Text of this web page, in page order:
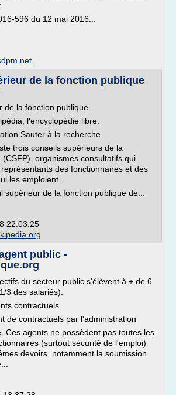
596 du 12 mai 2016...
de la fonction publique
de la fonction publique
l'encyclopédie libre.
Sauter à la recherche
trois conseils supérieurs de la
organismes consultatifs qui
des fonctionnaires et des
les emploient.
supérieur de la fonction publique de...
22:03:25
public -
du secteur public s'élèvent à + de 6
3 des salariés).
contractuels
de contractuels par l'administration
Ces agents ne possèdent pas toutes les
(surtout sécurité de l'emploi)
devoirs, notamment la soumission